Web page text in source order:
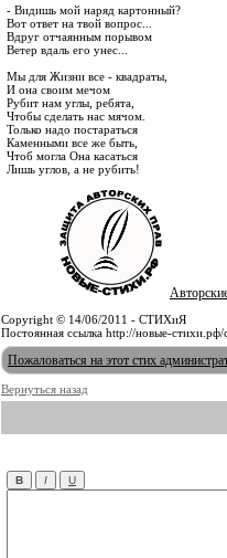
- Видишь мой наряд картонный?
Вот ответ на твой вопрос...
Вдруг отчаянным порывом
Ветер вдаль его унес...
Мы для Жизни все - квадраты,
И она своим мечом
Рубит нам углы, ребята,
Чтобы сделать нас мячом.
Только надо постараться
Каменными все же быть,
Чтоб могла Она касаться
Лишь углов, а не рубить!
Copyright © 14/06/2011 - СТИХиЯ
Постоянная ссылка http://новые-стихи.рф/
Пожаловаться на этот стих
Вернуться назад